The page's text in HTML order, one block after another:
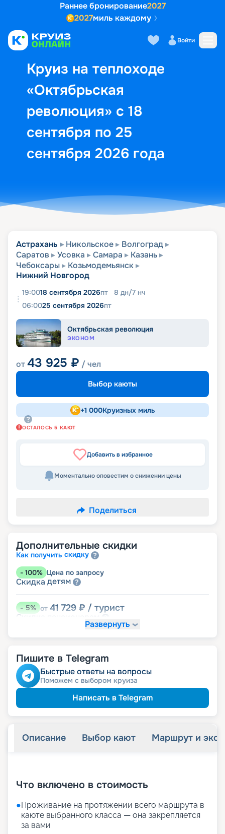
Раннее бронирование2027
2027миль каждому
Войти
Круиз на теплоходе
«Октябрьская
революция» с 18
сентября по 25
сентября 2026 года
Выбор кают Маршрут и
Астрахань Никольское
Волгоград
Саратов
Усовка Самара
Казань
Чебоксары
Козьмодемьянск
Нижний Новгород
19:0018 сентября 2026пт 8 дн/7 нч
06:0025 сентября 2026пт
Октябрьская революция
ЭКОНОМ
от43 925 ₽ / чел
Выбор каюты
+1 000Круизных миль
ОСТАЛОСЬ 5 КАЮТ
Добавить в избранное
Моментально оповестим о снижении цены
Поделиться
Дополнительные скидки
Как получить скидку
- 100% Цена по запросу
Скидка детям
-5% от 41 729 ₽ / турист
Скидка
Развернуть
Пишите в Telegram
Быстрые ответы на вопросы
Поможем с выбором круиза
Написать в Telegram
Описание Выбор кают Маршрут и
Что включено в стоимость
●Проживание на протяжении всего маршрута в
каюте выбранного класса — она закрепляется
за вами